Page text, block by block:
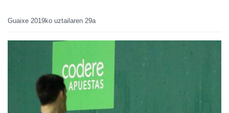
Guaixe 2019ko uztailaren 29a